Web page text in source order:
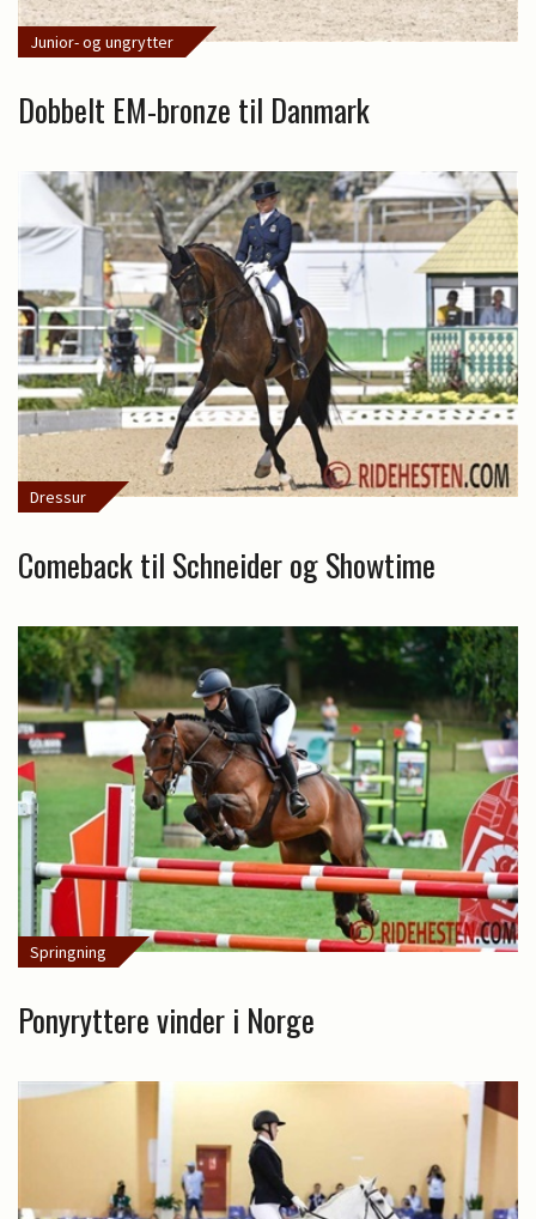
Junior- og ungrytter
Dobbelt EM-bronze til Danmark
Dressur
Comeback til Schneider og Showtime
Springning
Ponyryttere vinder i Norge